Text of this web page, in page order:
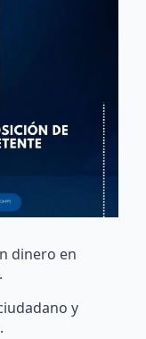
dinero en
y